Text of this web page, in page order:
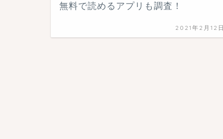
無料で読めるアプリも調査！
2021年2月12